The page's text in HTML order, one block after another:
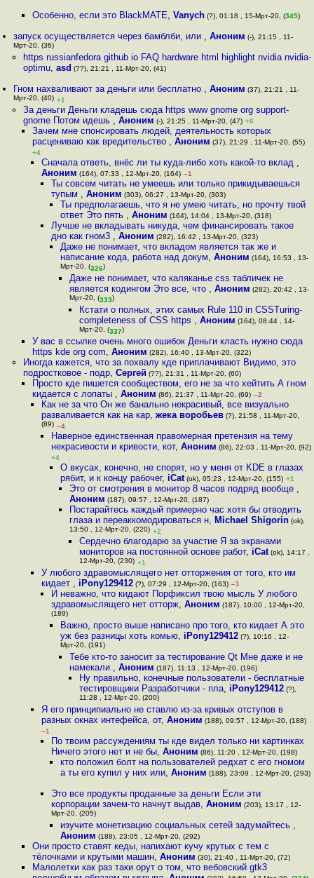
Особенно, если это BlackMATE, Vanych(?), 01:18 , 15-Мрт-20, (345)
запуск осуществляется через бамблби, или ,Аноним (-), 21:15 , 11-
Мрт-20, (36)
https russianfedora github io FAQ hardware html highlight nvidia nvidia-
optimu, asd (??), 21:21 , 11-Мрт-20, (41)
Гном нахваливают за деньги или бесплатно ,Аноним (37), 21:21 , 11-
Мрт-20, (40) +1
За деньги Деньги кладешь сюда https www gnome org support-
gnome Потом идешь , Аноним (-), 21:25 , 11-Мрт-20, (47) +6
Зачем мне спонсировать людей, деятельность которых
расцениваю как вредительство , Аноним (37), 21:29 , 11-Мрт-20, (55)
+4
Сначала ответь, внёс ли ты куда-либо хоть какой-то вклад ,
Аноним (164), 07:33 , 12-Мрт-20, (164) –1
Ты совсем читать не умеешь или только прикидываешься
тупым , Аноним (303), 06:27 , 13-Мрт-20, (303)
Ты предполагаешь, что я не умею читать, но прочту твой
ответ Это пять , Аноним (164), 14:04 , 13-Мрт-20, (318)
Лучше не вкладывать никуда, чем финансировать такое
дно как гном3 , Аноним (282), 16:42 , 13-Мрт-20, (323)
Даже не понимает, что вкладом является так же и
написание кода, работа над докум, Аноним (164), 16:53 , 13-
Мрт-20, (326)
Даже не понимает, что каляканье css табличек не
является кодингом Это все, что ,Аноним (282), 20:42 , 13-
Мрт-20, (333)
Кстати о полных, этих самых Rule 110 in CSSTuring-
completeness of CSS https , Аноним (164), 08:44 , 14-
Мрт-20, (337)
У вас в ссылке очень много ошибок Деньги класть нужно сюда
https kde org com, Аноним (282), 16:40 , 13-Мрт-20, (322)
Иногда кажется, что за похвалу кде приплачивают Видимо, это
подростковое - подр, Сергей (??), 21:31 , 11-Мрт-20, (60)
Просто кде пишется сообществом, его не за что хейтить А гном
кидается с лопаты , Аноним (86), 21:37 , 11-Мрт-20, (69) –2
Как не за что Он же банально некрасивый, все визуально
разваливается как на кар,жека воробьев (?), 21:58 , 11-Мрт-20,
(89) –4
Наверное единственная правомерная претензия на тему
некрасивости и кривости, кот, Аноним (86), 22:03 , 11-Мрт-20, (92)
+4
О вкусах, конечно, не спорят, но у меня от KDE в глазах
рябит, и к концу рабочег, iCat(ok), 05:23 , 12-Мрт-20, (155) +1
Это от смотрения в монитор 8 часов подряд вообще ,
Аноним (187), 09:57 , 12-Мрт-20, (187)
Постарайтесь каждый примерно час хотя бы отводить
глаза и переаккомодироваться н, Michael Shigorin (ok),
13:50 , 12-Мрт-20, (220) +2
Сердечно благодарю за участие Я за экранами
мониторов на постоянной основе работ, iCat(ok), 14:17 ,
12-Мрт-20, (230) +1
У любого здравомыслящего нет отторжения от того, кто им
кидает , iPony129412 (?), 07:29 , 12-Мрт-20, (163) –1
И неважно, что кидают Порфиксил твою мысль У любого
здравомыслящего нет отторж, Аноним (187), 10:00 , 12-Мрт-20,
(189)
Важно, просто выше написано про того, кто кидает А это
уж без разницы хоть комью, iPony129412(?), 10:16 , 12-
Мрт-20, (191)
Тебе кто-то заносит за тестирование Qt Мне даже и не
намекали ,Аноним (187), 11:13 , 12-Мрт-20, (196)
Ну правильно, конечные пользователи - бесплатные
тестировщики Разработчики - пла, iPony129412(?),
11:28 , 12-Мрт-20, (200)
Я его принципиально не ставлю из-за кривых отступов в
разных окнах интефейса, от,Аноним (188), 09:57 , 12-Мрт-20, (188)
–1
По твоим рассуждениям ты кде видел только ни картинках
Ничего этого нет и не бы, Аноним (86), 11:20 , 12-Мрт-20, (198)
кто положил болт на пользователей редхат с его гномом
а ты его купил у них или, Аноним (188), 23:09 , 12-Мрт-20, (293)
Это все продукты проданные за деньги Если эти
корпорации зачем-то начнут выдав, Аноним (203), 13:17 , 12-
Мрт-20, (205)
изучите монетизацию социальных сетей задумайтесь ,
Аноним (188), 23:05 , 12-Мрт-20, (292)
Они просто ставят кеды, напихают кучу крутых с тем с
тёлочками и крутыми машин, Аноним (30), 21:40 , 11-Мрт-20, (72)
Малолетки как раз таки орут о том, что вебовский gtk3